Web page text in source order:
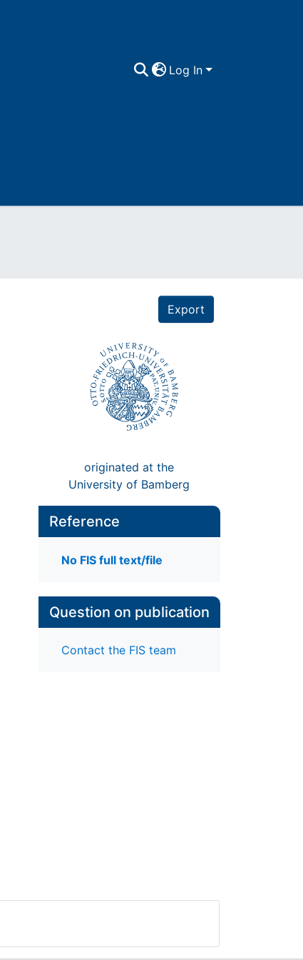
Log In
Export
originated at the
University of Bamberg
Reference
No FIS full text/file
Question on publication
Contact the FIS team